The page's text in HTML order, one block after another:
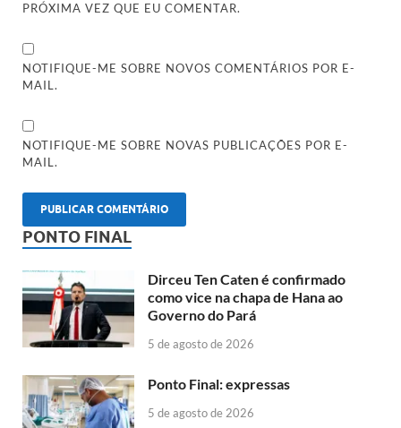
PRÓXIMA VEZ QUE EU COMENTAR.
NOTIFIQUE-ME SOBRE NOVOS COMENTÁRIOS POR E-
MAIL.
NOTIFIQUE-ME SOBRE NOVAS PUBLICAÇÕES POR E-
MAIL.
PONTO FINAL
Dirceu Ten Caten é confirmado
como vice na chapa de Hana ao
Governo do Pará
5 de agosto de 2026
Ponto Final: expressas
5 de agosto de 2026